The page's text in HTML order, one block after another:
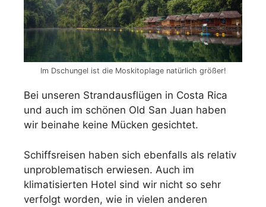
Im Dschungel ist die Moskitoplage natürlich größer!
Bei unseren Strandausflügen in Costa Rica
und auch im schönen Old San Juan haben
wir beinahe keine Mücken gesichtet.
Schiffsreisen haben sich ebenfalls als relativ
unproblematisch erwiesen. Auch im
klimatisierten Hotel sind wir nicht so sehr
verfolgt worden, wie in vielen anderen